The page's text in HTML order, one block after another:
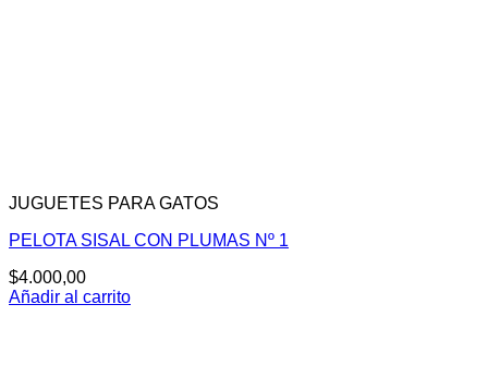
JUGUETES PARA GATOS
PELOTA SISAL CON PLUMAS Nº 1
$4.000,00
Añadir al carrito